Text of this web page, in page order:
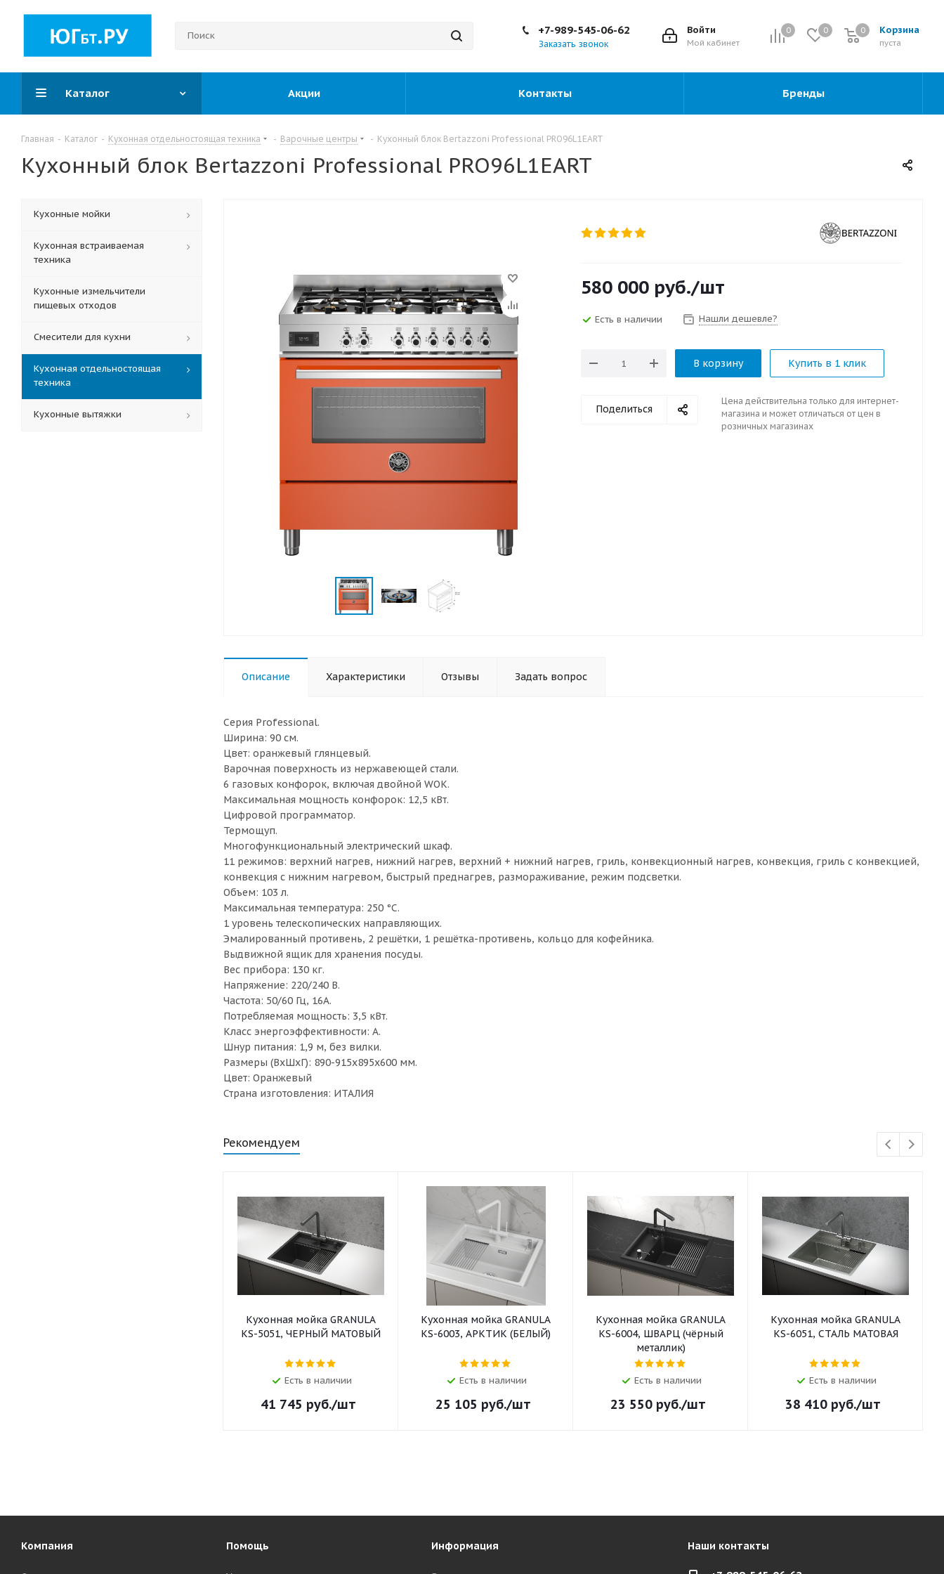
0 0 Корзина
0
пуста
0
Войти
Мой кабинет
+7-989-545-06-62
Заказать звонок
Каталог Акции Контакты Бренды
Главная - Каталог - Кухонная отдельностоящая техника - Варочные центры - Кухонный блок Bertazzoni Professional PRO96L1EART
Кухонный блок Bertazzoni Professional PRO96L1EART
580 000 руб./шт
Есть в наличии Нашли дешевле?
В корзину Купить в 1 клик
Поделиться
Цена действительна только для интернет-
магазина и может отличаться от цен в
розничных магазинах
Описание Характеристики Отзывы Задать вопрос
Серия Professional.
Ширина: 90 см.
Цвет: оранжевый глянцевый.
Варочная поверхность из нержавеющей стали.
6 газовых конфорок, включая двойной WOK.
Максимальная мощность конфорок: 12,5 кВт.
Цифровой программатор.
Термощуп.
Многофункциональный электрический шкаф.
11 режимов: верхний нагрев, нижний нагрев, верхний + нижний нагрев, гриль, конвекционный нагрев, конвекция, гриль с конвекцией,
конвекция с нижним нагревом, быстрый преднагрев, размораживание, режим подсветки.
Объем: 103 л.
Максимальная температура: 250 °С.
1 уровень телескопических направляющих.
Эмалированный противень, 2 решётки, 1 решётка-противень, кольцо для кофейника.
Выдвижной ящик для хранения посуды.
Вес прибора: 130 кг.
Напряжение: 220/240 В.
Частота: 50/60 Гц, 16А.
Потребляемая мощность: 3,5 кВт.
Класс энергоэффективности: А.
Шнур питания: 1,9 м, без вилки.
Размеры (ВхШхГ): 890-915х895х600 мм.
Цвет: Оранжевый
Страна изготовления: ИТАЛИЯ
Рекомендуем
Кухонная мойка GRANULA
KS-5051, ЧЕРНЫЙ МАТОВЫЙ
Есть в наличии
41 745 руб./шт
Кухонная мойка GRANULA
KS-6003, АРКТИК (БЕЛЫЙ)
Есть в наличии
25 105 руб./шт
Кухонная мойка GRANULA
KS-6004, ШВАРЦ (чёрный
металлик)
Есть в наличии
23 550 руб./шт
Кухонная мойка GRANULA
KS-6051, СТАЛЬ МАТОВАЯ
Есть в наличии
38 410 руб./шт
Кухонные мойки
Кухонная встраиваемая
техника
Кухонные измельчители
пищевых отходов
Смесители для кухни
Кухонная отдельностоящая
техника
Кухонные вытяжки
Компания Помощь Информация Наши контакты